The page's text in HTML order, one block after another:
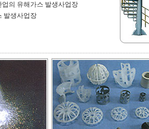
업의 유해가스 발생사업장
발생사업장